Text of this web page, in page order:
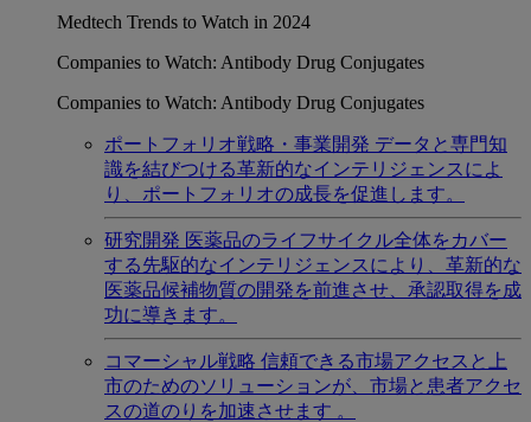
Medtech Trends to Watch in 2024
Companies to Watch: Antibody Drug Conjugates
Companies to Watch: Antibody Drug Conjugates
ポートフォリオ戦略・事業開発 データと専門知
識を結びつける革新的なインテリジェンスによ
り、ポートフォリオの成長を促進します。
研究開発 医薬品のライフサイクル全体をカバー
する先駆的なインテリジェンスにより、革新的な
医薬品候補物質の開発を前進させ、承認取得を成
功に導きます。
コマーシャル戦略 信頼できる市場アクセスと上
市のためのソリューションが、市場と患者アクセ
スの道のりを加速させます 。